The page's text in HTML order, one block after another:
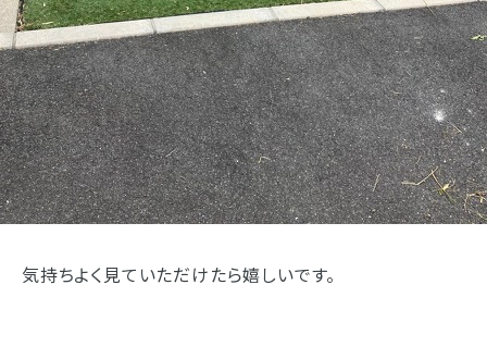
気持ちよく見ていただけたら嬉しいです。